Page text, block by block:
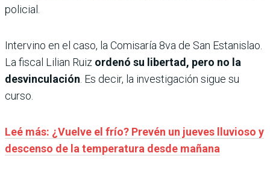
policial.
Intervino en el caso, la Comisaría 8va de San Estanislao.
La fiscal Lilian Ruiz ordenó su libertad, pero no la
desvinculación . Es decir, la investigación sigue su
curso.
Leé más: ¿Vuelve el frío? Prevén un jueves lluvioso y
descenso de la temperatura desde mañana